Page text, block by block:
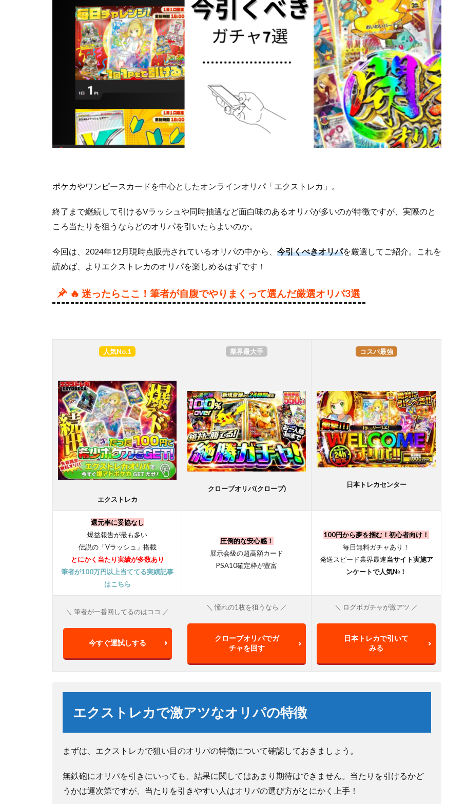
ポケカやワンピースカードを中心としたオンラインオリパ「エクストレカ」。
終了まで継続して引けるVラッシュや同時抽選など面白味のあるオリパが多いのが特徴ですが、実際のと
ころ当たりを狙うならどのオリパを引いたらよいのか。
今回は、2024年12月現時点販売されているオリパの中から、 今引くべきオリパを厳選してご紹介。これを
読めば、よりエクストレカのオリパを楽しめるはずです！
🔥 迷ったらここ！筆者が自腹でやりまくって選んだ厳選オリパ3選
人気No.1
エクストレカ
業界最大手
クローブオリパ(クローブ)
コスパ最強
日本トレカセンター
還元率に妥協なし
爆益報告が最も多い
伝説の「Vラッシュ」搭載
とにかく当たり実績が多数あり
筆者が100万円以上当ててる実績記事
はこちら
圧倒的な安心感！
展示会級の超高額カード
PSA10確定枠が豊富
100円から夢を掴む！初心者向け！
毎日無料ガチャあり！
発送スピード業界最速当サイト実施ア
ンケートで人気№！
＼ 筆者が一番回してるのはココ ／
今すぐ運試しする
＼ 憧れの1枚を狙うなら ／
クローブオリパでガ
チャを回す
＼ ログボガチャが激アツ ／
日本トレカで引いて
みる
エクストレカで激アツなオリパの特徴
まずは、エクストレカで狙い目のオリパの特徴について確認しておきましょう。
無鉄砲にオリパを引きにいっても、結果に関してはあまり期待はできません。当たりを引けるかど
うかは運次第ですが、当たりを引きやすい人はオリパの選び方がとにかく上手！